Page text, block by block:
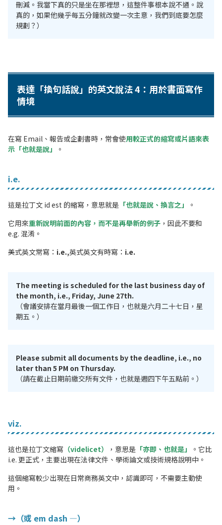
刪減。我當下真的只是坐在那裡想，這整件事根本說不通。說
真的，如果他幾乎每五分鐘就改變一次主意，我們到底要怎麼
規劃？）
表達「換句話說」的英文說法 4：用於書面寫作
情境
在寫 Email、報告或企劃書時，常會使用較正式的縮寫或片語來表
示「也就是說」
。
i.e.
這是拉丁文 id est 的縮寫，意思就是 「也就是說、換言之」
。
它用來重新說明前面的內容，而不是再舉新的例子 ，因此不要和
e.g. 混淆。
美式英文常寫： i.e.,英式英文有時寫： i.e.
The meeting is scheduled for the last business day of
the month, i.e., Friday, June 27th.
（會議安排在當月最後一個工作日，也就是六月二十七日，星
期五。）
Please submit all documents by the deadline, i.e., no
later than 5 PM on Thursday.
（請在截止日期前繳交所有文件，也就是週四下午五點前。）
viz.
這也是拉丁文縮寫 （videlicet） ，意思是 「亦即、也就是」
。它比
i.e. 更正式，主要出現在法律文件、學術論文或技術規格說明中。
這個縮寫較少出現在日常商務英文中，認識即可，不需要主動使
用。
→（或 em dash —）